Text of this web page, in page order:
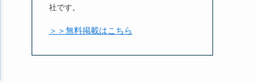
社です。
＞＞無料掲載はこちら